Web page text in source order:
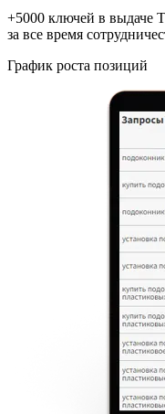
+5000 ключей в выдаче
за все время
График роста позиций